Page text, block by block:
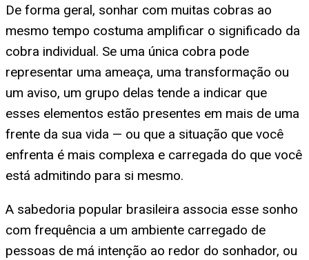
De forma geral, sonhar com muitas cobras ao
mesmo tempo costuma amplificar o significado da
cobra individual. Se uma única cobra pode
representar uma ameaça, uma transformação ou
um aviso, um grupo delas tende a indicar que
esses elementos estão presentes em mais de uma
frente da sua vida — ou que a situação que você
enfrenta é mais complexa e carregada do que você
está admitindo para si mesmo.
A sabedoria popular brasileira associa esse sonho
com frequência a um ambiente carregado de
pessoas de má intenção ao redor do sonhador, ou